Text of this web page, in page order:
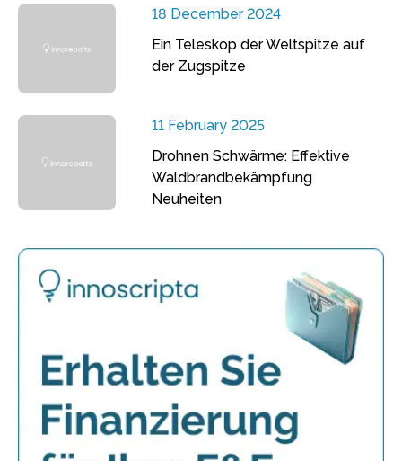
18 December 2024
Ein Teleskop der Weltspitze auf
der Zugspitze
11 February 2025
Drohnen Schwärme: Effektive
Waldbrandbekämpfung
Neuheiten